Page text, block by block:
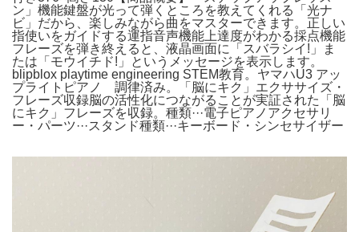
ン」機能鍵盤が光って弾くところを教えてくれる「光ナ
ビ」だから、楽しみながら曲をマスターできます。正しい
指使いをガイドする運指音声機能上達度がわかる採点機能
フレーズを弾き終えると、液晶画面に「スバラシイ!」ま
たは「モウイチド!」というメッセージを表示します。
blipblox playtime engineering STEM教育。ヤマハU3 アッ
プライトピアノ 調律済み。「脳にキク」エクササイズ・
フレーズ収録脳の活性化につながることが実証された「脳
にキク」フレーズを収録。種類···電子ピアノアクセサリ
ー・パーツ···スタンド種類···キーボード・シンセサイザー